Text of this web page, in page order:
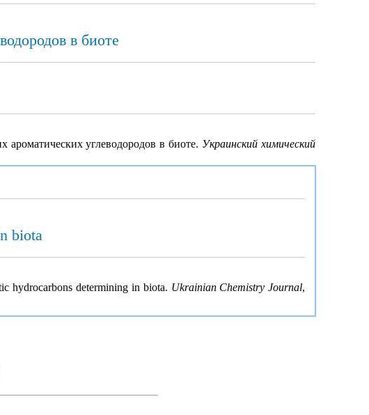
в биоте
углеводородов в биоте. Украинский химический
biota
hydrocarbons determining in biota. Ukrainian Chemistry Journal,